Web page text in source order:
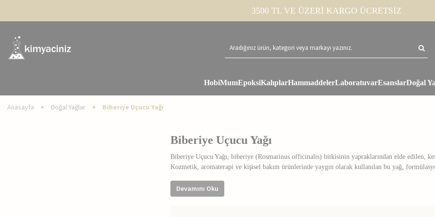
3500 TL VE ÜZERİ KARGO ÜCRETSİZ
HobiMumEpoksiKalıplarHammaddelerLaboratuvarEsanslarDoğal
Anasayfa Doğal Yağlar Biberiye Uçucu Yağı
Biberiye Uçucu Yağı
Biberiye Uçucu Yağı, biberiye (Rosmarinus officinalis) bitkisinin yapraklarından elde edilen,
Kozmetik, aromaterapi ve kişisel bakım ürünlerinde yaygın olarak kullanılan bu yağ,
Biberiye Uçucu Yağının Genel Özellikleri
Devamını Oku